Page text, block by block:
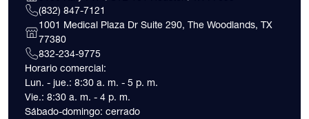
(832) 847-7121
1001 Medical Plaza Dr Suite 290, The Woodlands, TX
77380
832-234-9775
Horario comercial:
Lun. - jue.: 8:30 a. m. - 5 p. m.
Vie.: 8:30 a. m. - 4 p. m.
Sábado-domingo: cerrado